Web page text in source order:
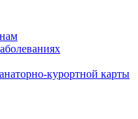
курортной карты